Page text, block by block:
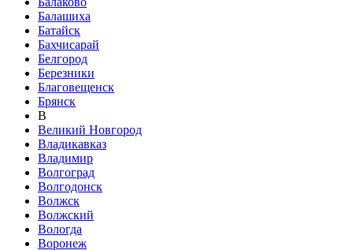
Балашиха
Батайск
Бахчисарай
Белгород
Березники
Благовещенск
Брянск
В
Великий Новгород
Владикавказ
Владимир
Волгоград
Волгодонск
Волжск
Волжский
Вологда
Воронеж